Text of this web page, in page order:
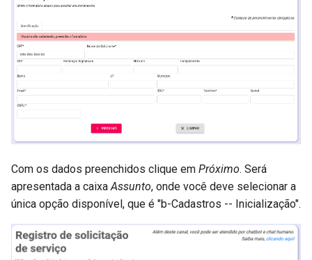
Com os dados preenchidos clique em Próximo. Será
apresentada a caixaAssunto, onde você deve selecionar a
única opção disponível, que é "b-Cadastros -- Inicialização".